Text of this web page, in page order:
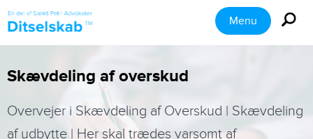
Menu
Skævdeling af overskud
Overvejer i Skævdeling af Overskud | Skævdeling
af udbytte | Her skal trædes varsomt af